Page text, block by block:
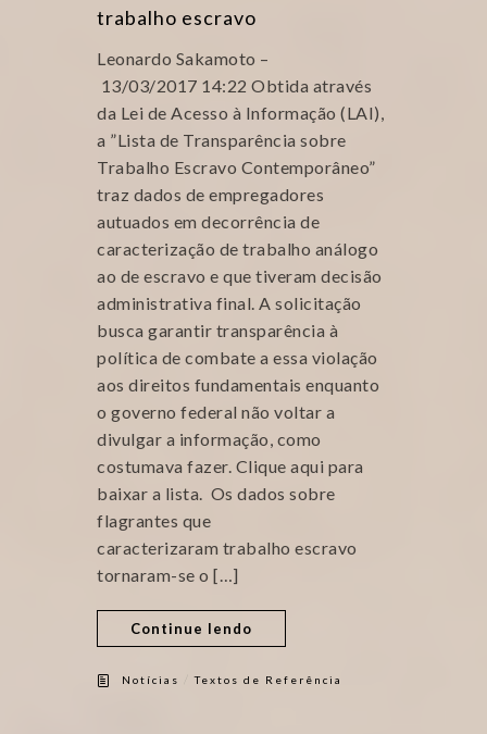
trabalho escravo
Leonardo Sakamoto –
13/03/2017 14:22 Obtida através
da Lei de Acesso à Informação (LAI),
a ”Lista de Transparência sobre
Trabalho Escravo Contemporâneo”
traz dados de empregadores
autuados em decorrência de
caracterização de trabalho análogo
ao de escravo e que tiveram decisão
administrativa final. A solicitação
busca garantir transparência à
política de combate a essa violação
aos direitos fundamentais enquanto
o governo federal não voltar a
divulgar a informação, como
costumava fazer. Clique aqui para
baixar a lista. Os dados sobre
flagrantes que
caracterizaram trabalho escravo
tornaram-se o […]
Continue lendo
Notícias /Textos de Referência